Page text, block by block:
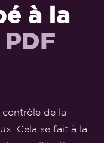
à la
de la
Cela se fait à la